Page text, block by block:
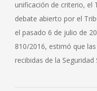
unificación de criterio, el
debate abierto por el
el pasado 6 de julio de
810/2016, estimó que
recibidas de la